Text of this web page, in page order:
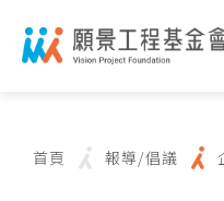
首頁 報導/倡議